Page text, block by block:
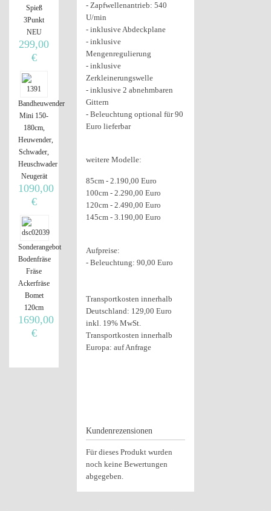
- Zapfwellenantrieb: 540
U/min
- inklusive Abdeckplane
- inklusive
Mengenregulierung
- inklusive
Zerkleinerungswelle
- inklusive 2 abnehmbaren
Gittern
- Beleuchtung optional für 90
Euro lieferbar
weitere Modelle:
85cm - 2.190,00 Euro
100cm - 2.290,00 Euro
120cm - 2.490,00 Euro
145cm - 3.190,00 Euro
Aufpreise:
- Beleuchtung: 90,00 Euro
Transportkosten innerhalb
Deutschland: 129,00 Euro
inkl. 19% MwSt.
Transportkosten innerhalb
Europa: auf Anfrage
Kundenrezensionen
Für dieses Produkt wurden
noch keine Bewertungen
abgegeben.
Spieß
3Punkt
NEU
299,00
€
Bandheuwender
Mini 150-
180cm,
Heuwender,
Schwader,
Heuschwader
Neugerät
1090,00
€
Sonderangebot
Bodenfräse
Fräse
Ackerfräse
Bomet
120cm
1690,00
€